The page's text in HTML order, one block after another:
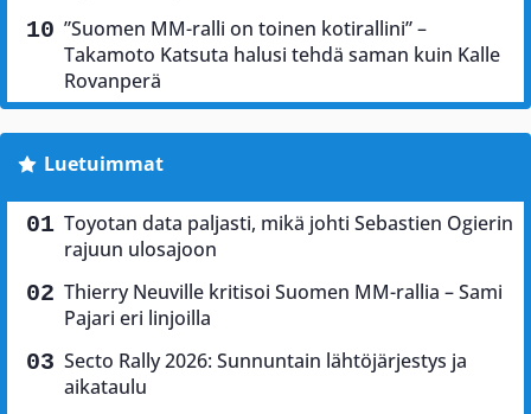
”Suomen MM-ralli on toinen kotirallini” –
Takamoto Katsuta halusi tehdä saman kuin Kalle
Rovanperä
Luetuimmat
Toyotan data paljasti, mikä johti Sebastien Ogierin
rajuun ulosajoon
Thierry Neuville kritisoi Suomen MM-rallia – Sami
Pajari eri linjoilla
Secto Rally 2026: Sunnuntain lähtöjärjestys ja
aikataulu